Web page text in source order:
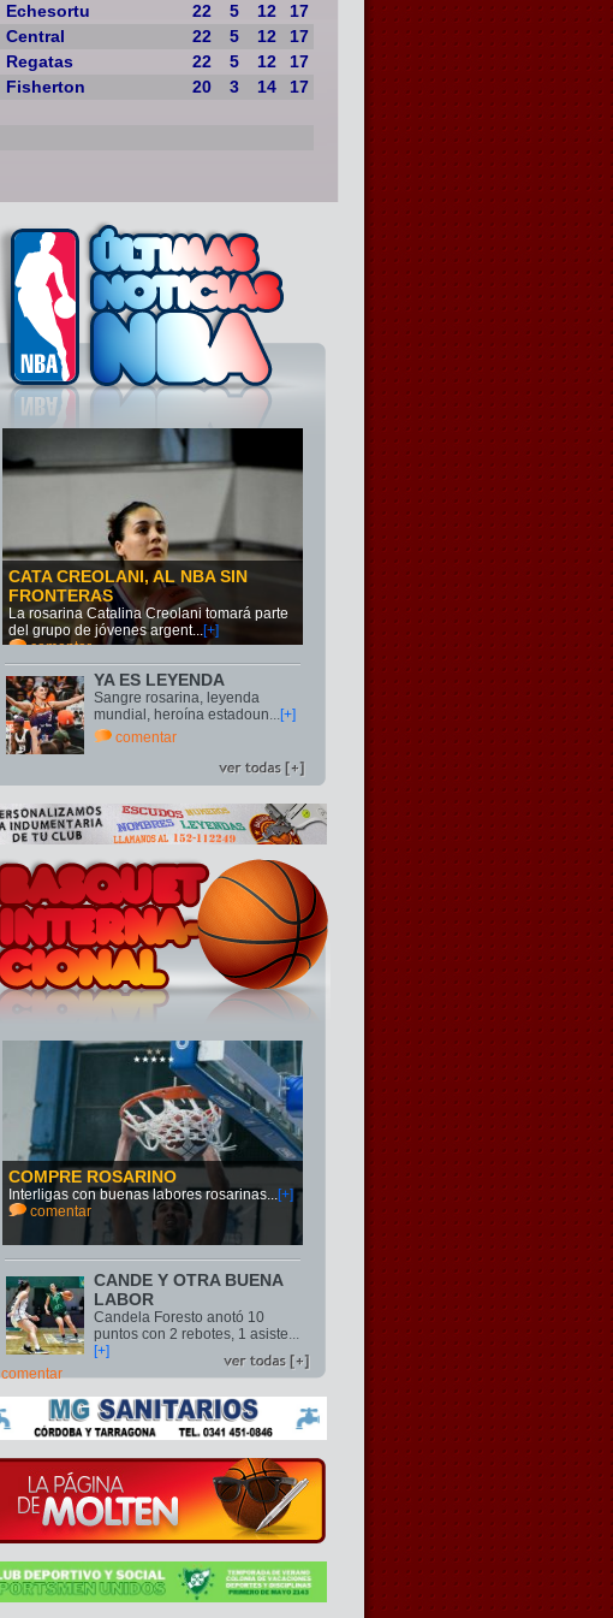
Echesortu
22 5 12
17
Central
22 5 12
17
Regatas
22 5 12
17
Fisherton
20 3 14 17
CATA CREOLANI, AL NBA SIN
FRONTERAS
La rosarina Catalina Creolani tomará parte
del grupo de jóvenes argent...[+]
comentar
YA ES LEYENDA
Sangre rosarina, leyenda
mundial, heroína estadoun...[+]
comentar
COMPRE ROSARINO
Interligas con buenas labores rosarinas...[+]
comentar
CANDE Y OTRA BUENA
LABOR
Candela Foresto anotó 10
puntos con 2 rebotes, 1 asiste...
[+]
comentar